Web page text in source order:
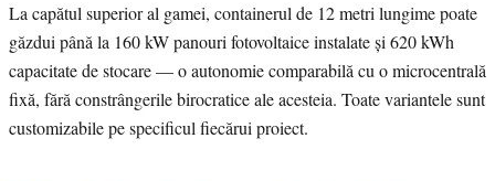
La capătul superior al gamei, containerul de 12 metri lungime poate
găzdui până la 160 kW panouri fotovoltaice instalate și 620 kWh
capacitate de stocare — o autonomie comparabilă cu o microcentrală
fixă, fără constrângerile birocratice ale acesteia. Toate variantele sunt
customizabile pe specificul fiecărui proiect.